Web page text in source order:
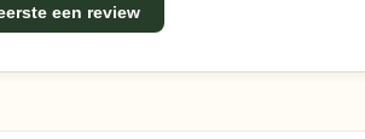
een review